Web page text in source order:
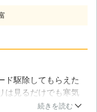
を打つことが可能で
いるので、早めにシ
す。コンクリート造
造住宅のほうが好き
よね？私達は、そのよ
ド駆除してもらえた
は見るだけでも寒気
リに対して業者さん
続きを読む